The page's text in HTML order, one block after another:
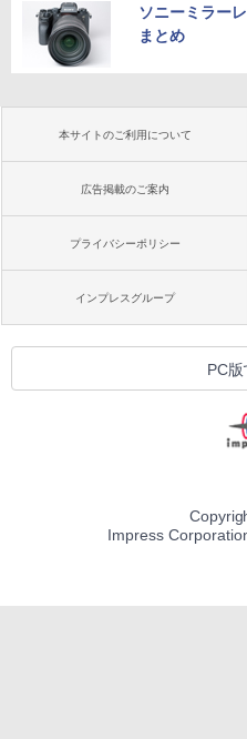
ソニーミラー
まとめ
本サイトのご利用について
広告掲載のご案内
プライバシーポリシー
インプレスグループ
PC版
Impress